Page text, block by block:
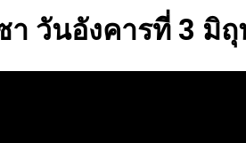
วันอังคารที่ 3 มิ